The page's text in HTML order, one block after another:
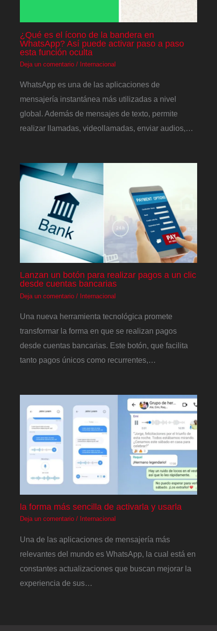
¿Qué es el ícono de la bandera en
WhatsApp? Así puede activar paso a paso
esta función oculta
Deja un comentario / Internacional
WhatsApp es una de las aplicaciones de
mensajería instantánea más utilizadas a nivel
global. Además de mensajes de texto, permite
realizar llamadas, videollamadas, enviar audios,…
Lanzan un botón para realizar pagos a un clic
desde cuentas bancarias
Deja un comentario / Internacional
Una nueva herramienta tecnológica promete
transformar la forma en que se realizan pagos
desde cuentas bancarias. Este botón, que facilita
tanto pagos únicos como recurrentes,…
la forma más sencilla de activarla y usarla
Deja un comentario / Internacional
Una de las aplicaciones de mensajería más
relevantes del mundo es WhatsApp, la cual está en
constantes actualizaciones que buscan mejorar la
experiencia de sus…